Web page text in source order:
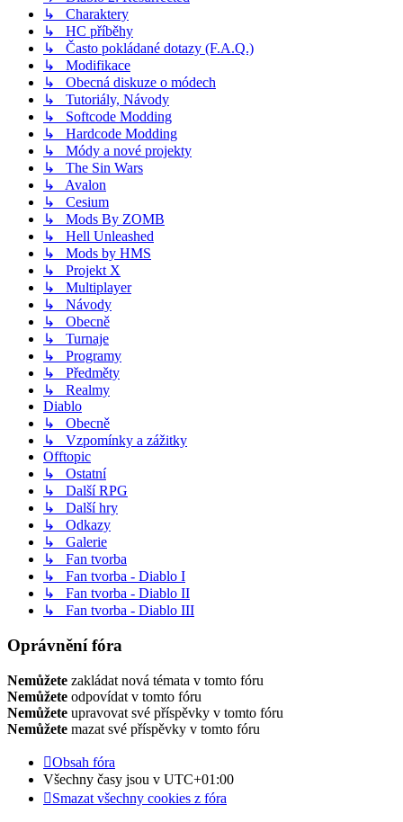
↳ Charaktery
↳ HC příběhy
↳ Často pokládané dotazy (F.A.Q.)
↳ Modifikace
↳ Obecná diskuze o módech
↳ Tutoriály, Návody
↳ Softcode Modding
↳ Hardcode Modding
↳ Módy a nové projekty
↳ The Sin Wars
↳ Avalon
↳ Cesium
↳ Mods By ZOMB
↳ Hell Unleashed
↳ Mods by HMS
↳ Projekt X
↳ Multiplayer
↳ Návody
↳ Obecně
↳ Turnaje
↳ Programy
↳ Předměty
↳ Realmy
Diablo
↳ Obecně
↳ Vzpomínky a zážitky
Offtopic
↳ Ostatní
↳ Další RPG
↳ Další hry
↳ Odkazy
↳ Galerie
↳ Fan tvorba
↳ Fan tvorba - Diablo I
↳ Fan tvorba - Diablo II
↳ Fan tvorba - Diablo III
Oprávnění fóra
Nemůžete zakládat nová témata v tomto fóru
Nemůžete odpovídat v tomto fóru
Nemůžete upravovat své příspěvky v tomto fóru
Nemůžete mazat své příspěvky v tomto fóru
Obsah fóra
Všechny časy jsou v UTC+01:00
Smazat všechny cookies z fóra